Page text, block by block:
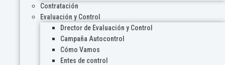
Contratación
Evaluación y Control
Drector de Evaluación y Control
Campaña Autocontrol
Cómo Vamos
Entes de control